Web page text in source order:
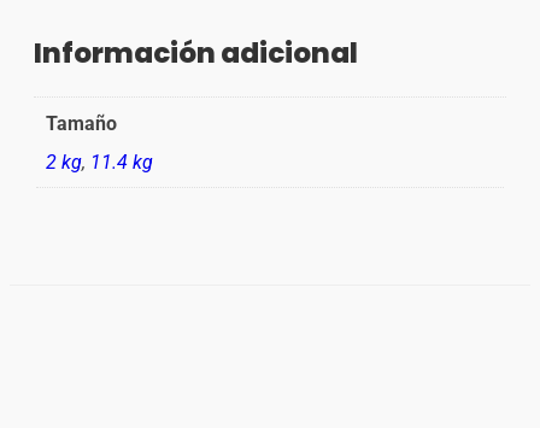
Información adicional
Tamaño
2 kg, 11.4 kg